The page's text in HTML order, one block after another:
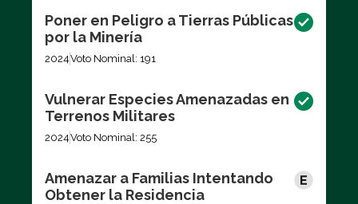
Poner en Peligro a Tierras Públicas
por la Minería
2024Voto Nominal: 191
Vulnerar Especies Amenazadas en
Terrenos Militares
2024Voto Nominal: 255
Amenazar a Familias Intentando
Obtener la Residencia